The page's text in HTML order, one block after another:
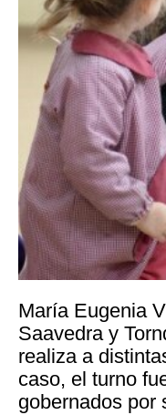
María Eugenia
Saavedra y
realiza a
caso, el turno
gobernados por